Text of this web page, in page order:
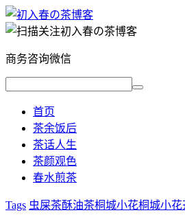
商务咨询微信
首页
茶余饭后
茶话人生
茶颜观色
春水煎茶
Tags 虫屎茶酥油茶桐城小花桐城小花